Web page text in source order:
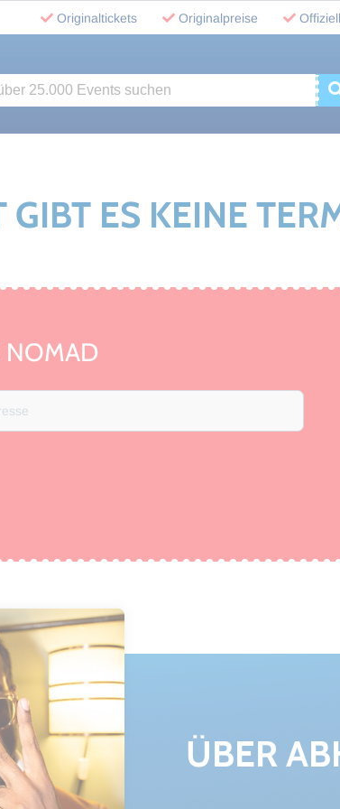
Originaltickets Originalpreise
25.000 Events suchen
GIBT ES KEINE
NOMAD
ÜBER